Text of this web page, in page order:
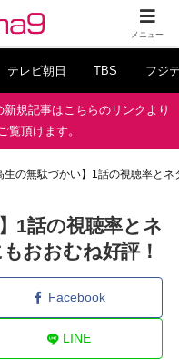
テレビ朝日 TBS フジ
規記事はこちらのリンクより
覧頂けます。
生の無駄づかい】1話の視聴率と
1話の視聴率とネ
おおむね好評！
Facebook
LINE
メニュー